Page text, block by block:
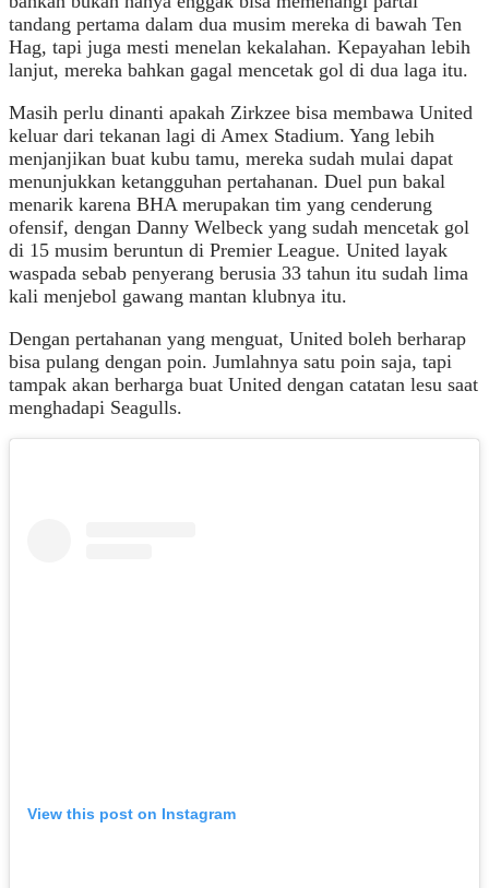
tandang pertama dalam dua musim mereka di bawah Ten
Hag, tapi juga mesti menelan kekalahan. Kepayahan lebih
lanjut, mereka bahkan gagal mencetak gol di dua laga itu.
Masih perlu dinanti apakah Zirkzee bisa membawa United
keluar dari tekanan lagi di Amex Stadium. Yang lebih
menjanjikan buat kubu tamu, mereka sudah mulai dapat
menunjukkan ketangguhan pertahanan. Duel pun bakal
menarik karena BHA merupakan tim yang cenderung
ofensif, dengan Danny Welbeck yang sudah mencetak gol
di 15 musim beruntun di Premier League. United layak
waspada sebab penyerang berusia 33 tahun itu sudah lima
kali menjebol gawang mantan klubnya itu.
Dengan pertahanan yang menguat, United boleh berharap
bisa pulang dengan poin. Jumlahnya satu poin saja, tapi
tampak akan berharga buat United dengan catatan lesu saat
menghadapi Seagulls.
View this post on Instagram